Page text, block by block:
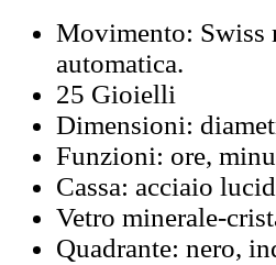
Movimento: Swiss
automatica.
25 Gioielli
Dimensioni:
Funzioni: ore,
Cassa: acciaio
Vetro minerale-
Quadrante: nero,